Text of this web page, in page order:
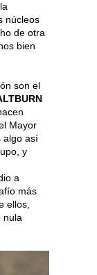
núcleos
de otra
bien
son el
Mayor
algo así
y
a
más
ellos,
nula